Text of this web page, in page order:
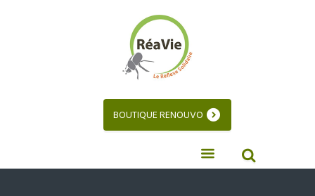
BOUTIQUE RENOUVO